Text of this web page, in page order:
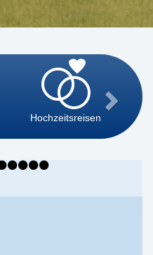
Hochzeitsreisen